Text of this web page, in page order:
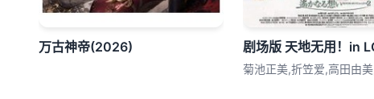
万古神帝(2026)​